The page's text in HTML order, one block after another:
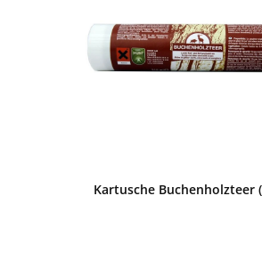
Kartusche Buchenholzteer